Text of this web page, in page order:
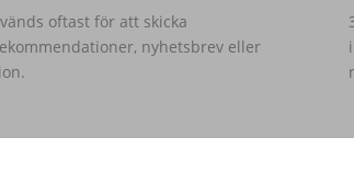
oftast för att skicka
nyhetsbrev eller